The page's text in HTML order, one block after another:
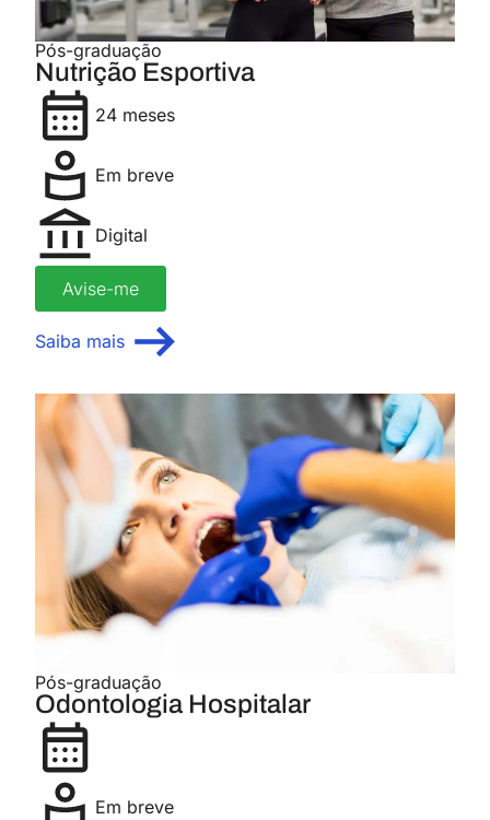
Pós-graduação
Nutrição Esportiva
24 meses
Em breve
Digital
Avise-me
Saiba mais
Pós-graduação
Odontologia Hospitalar
Em breve